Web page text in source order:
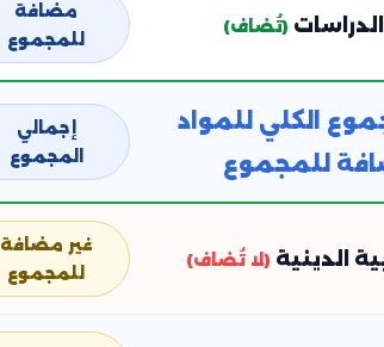
الدراسات (تُضاف)
مضافة
للمجموع
الكلي للمواد
للمجموع
إجمالي
المجموع
الدينية (لا تُضاف)
غير مضافة
للمجموع